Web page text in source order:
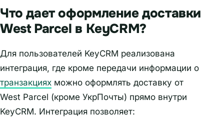
Что дает оформление доставки
West Parcel в KeyCRM?
Для пользователей KeyCRM реализована
интеграция, где кроме передачи информации о
транзакциях можно оформлять доставку от
West Parcel (кроме УкрПочты) прямо внутри
KeyCRM. Интеграция позволяет: